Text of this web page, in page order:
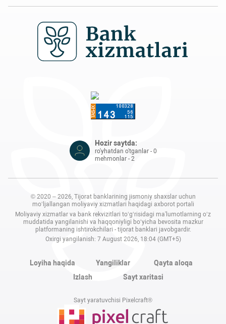
Hozir saytda:
ro'yhatdan o'tganlar - 0
mehmonlar - 2
© 2020 – 2026, Tijorat banklarining jismoniy shaxslar uchun
mo‘ljallangan moliyaviy xizmatlari haqidagi axborot portali
Moliyaviy xizmatlar va bank rekvizitlari to‘g‘risidagi ma'lumotlarning o‘z
muddatida yangilanishi va haqqoniyligi bo‘yicha bevosita mazkur
platformaning ishtirokchilari - tijorat banklari javobgardir.
Oxirgi yangilanish: 7 August 2026, 18:04 (GMT+5)
Loyiha haqida Yangiliklar
Qayta aloqa
Izlash
Sayt xaritasi
Sayt yaratuvchisi Pixelcraft®